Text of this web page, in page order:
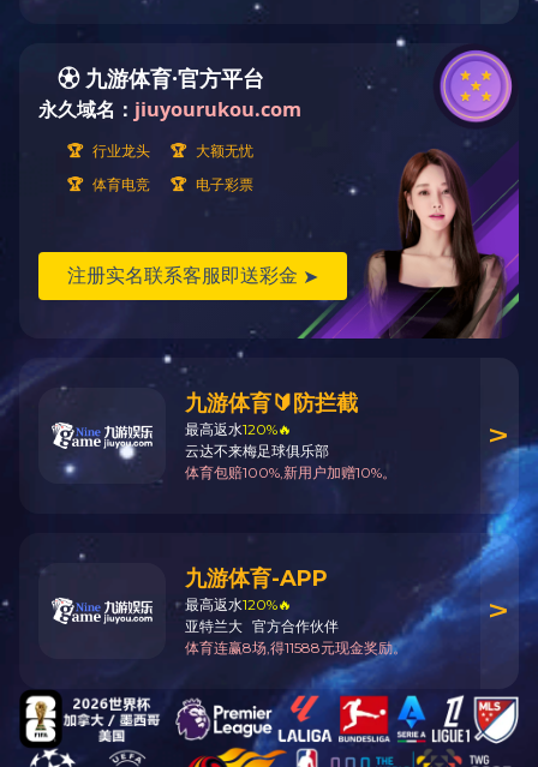
案例展示
CASE
— 15927491936 —
案例展示
客
米兰milan（中国）丨 关于我们丨 新闻资讯 产品展示 丨 案例展示丨 在线留言